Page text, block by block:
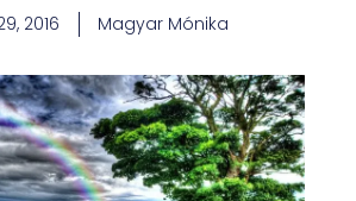
2016 Magyar Mónika